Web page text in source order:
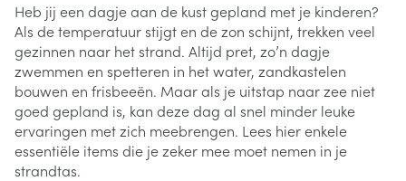
Heb jij een dagje aan de kust gepland met je kinderen?
Als de temperatuur stijgt en de zon schijnt, trekken veel
gezinnen naar het strand. Altijd pret, zo’n dagje
zwemmen en spetteren in het water, zandkastelen
bouwen en frisbeeën. Maar als je uitstap naar zee niet
goed gepland is, kan deze dag al snel minder leuke
ervaringen met zich meebrengen. Lees hier enkele
essentiële items die je zeker mee moet nemen in je
strandtas.